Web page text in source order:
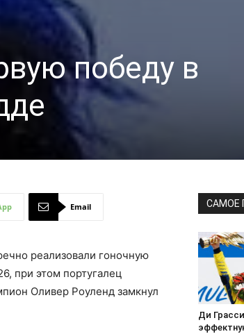
победу в
Email
реализовали гоночную
при этом португалец
Оливер Роуленд замкнул
САМОЕ
Ди